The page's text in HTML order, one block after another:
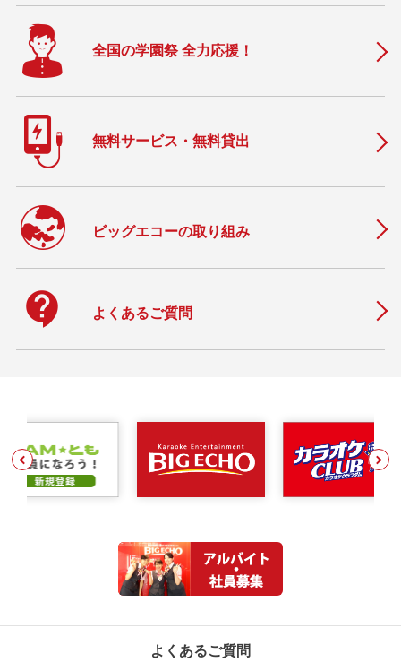
全国の学園祭 全力応援！
無料サービス・無料貸出
ビッグエコーの取り組み
contact_support よくあるご質問
よくあるご質問